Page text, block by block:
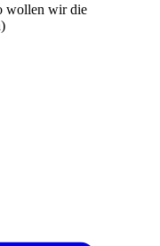
wollen wir die